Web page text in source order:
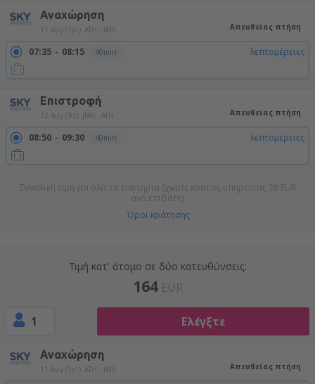
Αναχώρηση
11 Αυγ (Τρί) ATH - JMK Απευθείας πτήση
07:35 08:15 40min λεπτομέρειες
Επιστροφή
12 Αυγ (Τετ) JMK - ATH Απευθείας πτήση
08:50 09:30 40min λεπτομέρειες
Συνολική τιμή για όλα τα εισιτήρια (χωρίς κόστος υπηρεσίας 28 EUR
ανά επιβάτη)
Όροι κράτησης
Τιμή κατ' άτομο σε δύο κατευθύνσεις:
164 EUR
1 Ελέγξτε
Αναχώρηση
11 Αυγ (Τρί) ATH - JMK Απευθείας πτήση